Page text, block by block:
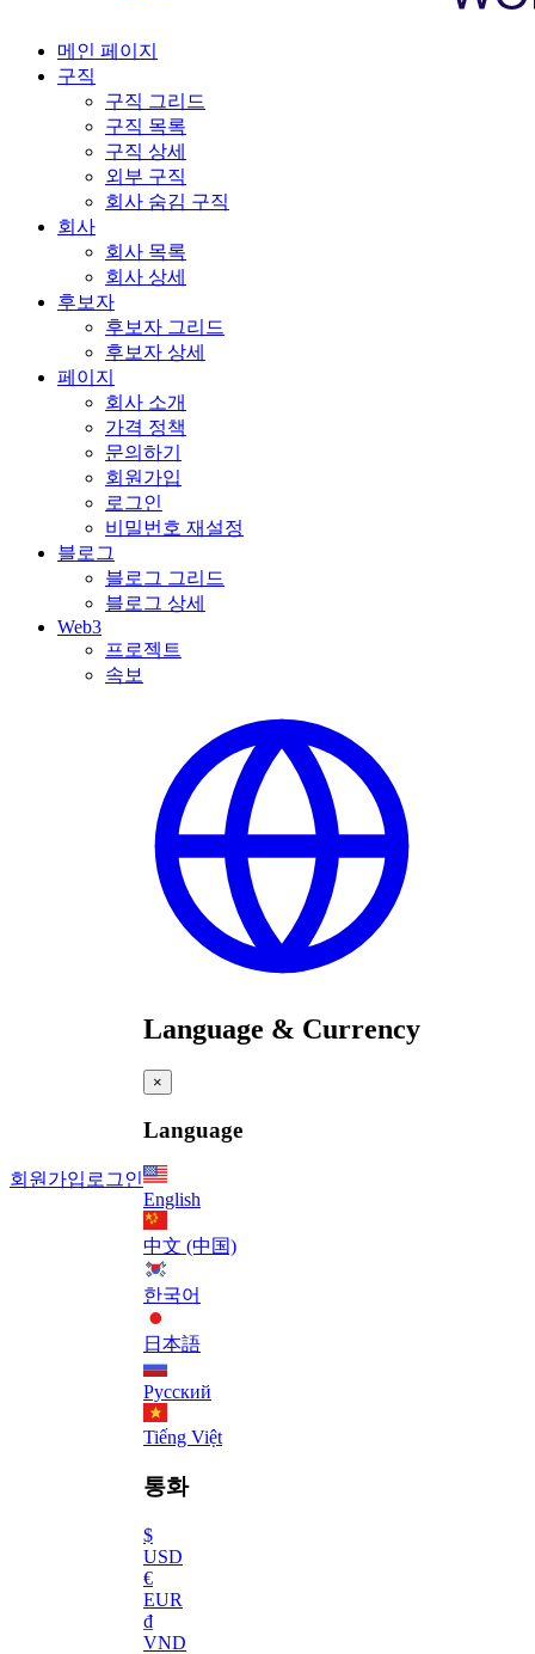
메인 페이지
구직
구직 그리드
구직 목록
구직 상세
외부 구직
회사 숨김 구직
회사
회사 목록
회사 상세
후보자
후보자 그리드
후보자 상세
페이지
회사 소개
가격 정책
문의하기
회원가입
로그인
비밀번호 재설정
블로그
블로그 그리드
블로그 상세
Web3
프로젝트
속보
회원가입 로그인
Language & Currency
×
Language
English
中文 (中国)
한국어
日本語
Русский
Tiếng Việt
통화
$
USD
€
EUR
₫
VND